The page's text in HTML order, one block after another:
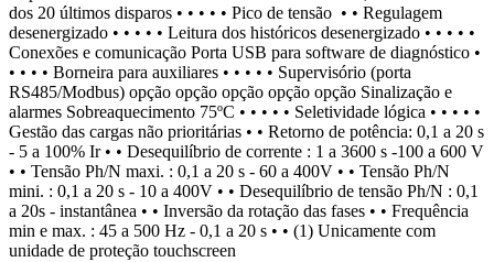
dos 20 últimos disparos • • • • • Pico de tensão • • Regulagem
desenergizado • • • • • Leitura dos históricos desenergizado • • • • •
Conexões e comunicação Porta USB para software de diagnóstico •
• • • • Borneira para auxiliares • • • • • Supervisório (porta
RS485/Modbus) opção opção opção opção opção Sinalização e
alarmes Sobreaquecimento 75ºC • • • • • Seletividade lógica • • • • •
Gestão das cargas não prioritárias • • Retorno de potência: 0,1 a 20 s
- 5 a 100% Ir • • Desequilíbrio de corrente : 1 a 3600 s -100 a 600 V
• • Tensão Ph/N maxi. : 0,1 a 20 s - 60 a 400V • • Tensão Ph/N
mini. : 0,1 a 20 s - 10 a 400V • • Desequilíbrio de tensão Ph/N : 0,1
a 20s - instantânea • • Inversão da rotação das fases • • Frequência
min e max. : 45 a 500 Hz - 0,1 a 20 s • • (1) Unicamente com
unidade de proteção touchscreen